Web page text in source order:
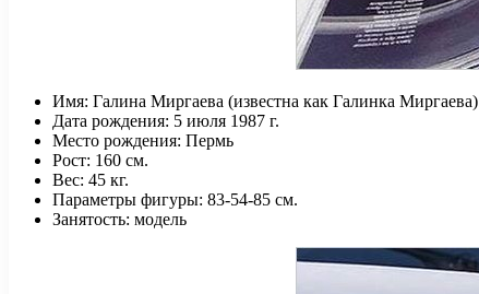
Имя: Галина Миргаева (известна как Галинка Миргаева)
Дата рождения: 5 июля 1987 г.
Место рождения: Пермь
Рост: 160 см.
Вес: 45 кг.
Параметры фигуры: 83-54-85 см.
Занятость: модель